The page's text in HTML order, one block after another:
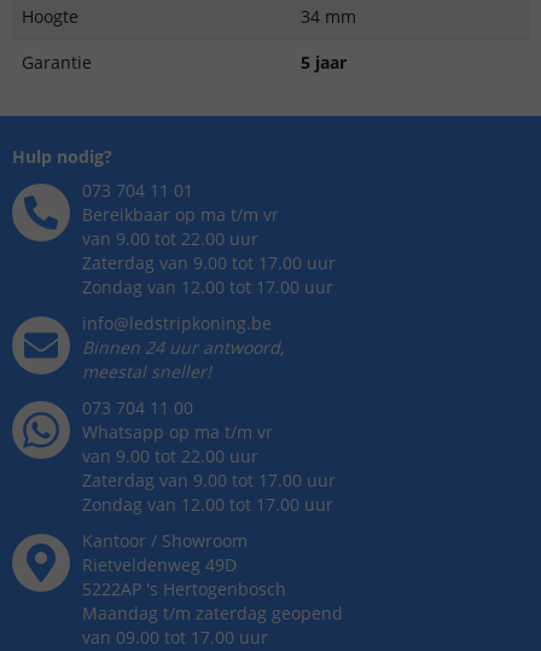
Hoogte
34 mm
Garantie
5 jaar
Hulp nodig?
073 704 11 01
Bereikbaar op ma t/m vr
van 9.00 tot 22.00 uur
Zaterdag van 9.00 tot 17.00 uur
Zondag van 12.00 tot 17.00 uur
info@ledstripkoning.be
Binnen 24 uur antwoord,
meestal sneller!
073 704 11 00
Whatsapp op ma t/m vr
van 9.00 tot 22.00 uur
Zaterdag van 9.00 tot 17.00 uur
Zondag van 12.00 tot 17.00 uur
Kantoor / Showroom
Rietveldenweg 49D
5222AP 's Hertogenbosch
Maandag t/m zaterdag geopend
van 09.00 tot 17.00 uur